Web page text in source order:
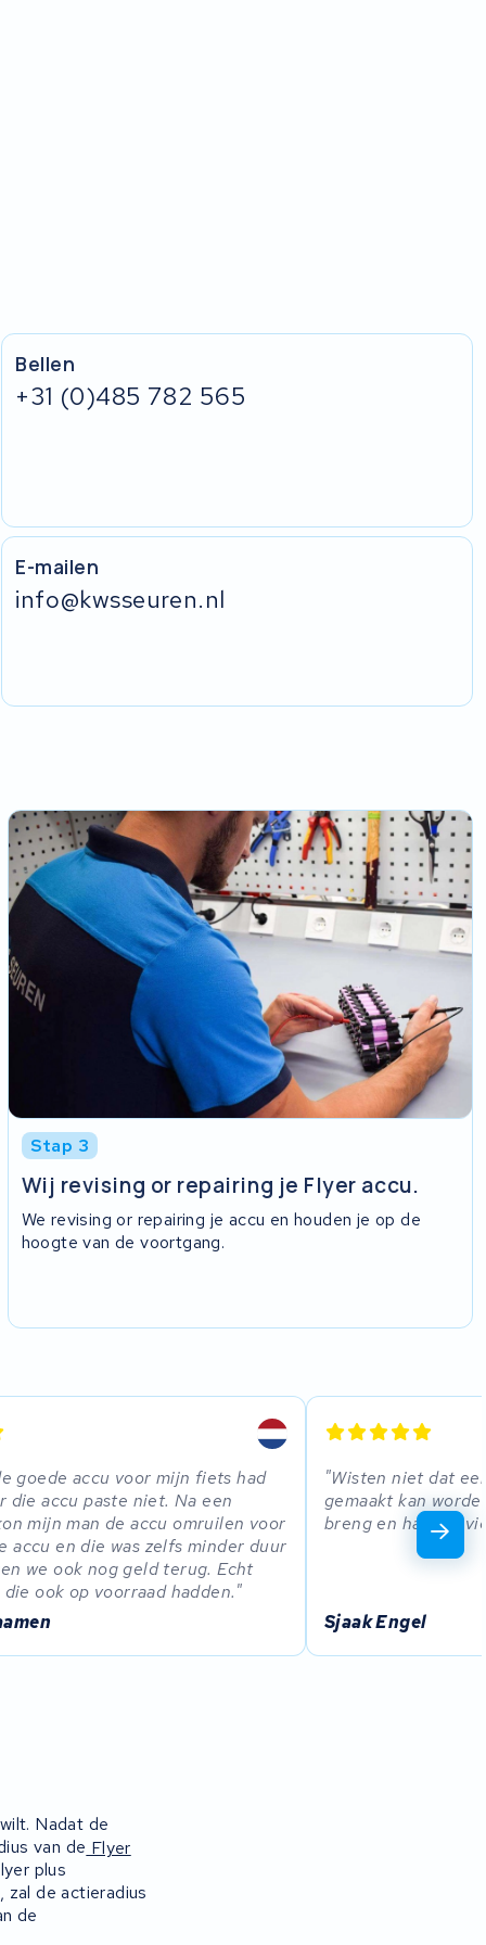
Bellen
+31 (0)485 782 565
E-mailen
info@kwsseuren.nl
Stap 3
Wij revising or repairing je Flyer accu.
We revising or repairing je accu en houden je op de
hoogte van de voortgang.
goede accu voor mijn fiets had
die accu paste niet. Na een
mijn man de accu omruilen voor
accu en die was zelfs minder duur
we ook nog geld terug. Echt
ook op voorraad hadden.
Wisten niet dat
gemaakt kan
breng en haal
Sjaak Engel
Nadat de
van de Flyer
plus
de actieradius
de